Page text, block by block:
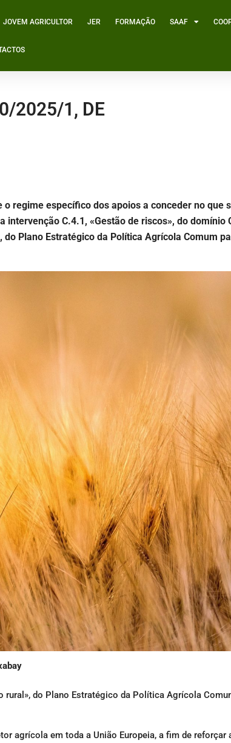
JOVEM AGRICULTOR JER FORMAÇÃO SAAF
2025/1, DE
o regime específico dos apoios a conceder no que
C.4.1, «Gestão de riscos», do domínio
Plano Estratégico da Política Agrícola Comum
do Plano Estratégico da Política Agrícola
agrícola em toda a União Europeia, a fim de reforçar